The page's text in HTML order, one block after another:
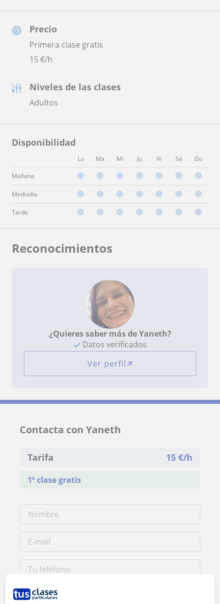
Precio
Primera clase gratis
15€/h
Niveles de las clases
Adultos
Disponibilidad
Lu Ma Mi Ju Vi Sá Do
Mañana
Mediodía
Tarde
Reconocimientos
¿Quieres saber más de Yaneth?
Datos verificados
Ver perfil
Contacta con Yaneth
Tarifa 15 €/h
1ª clase gratis